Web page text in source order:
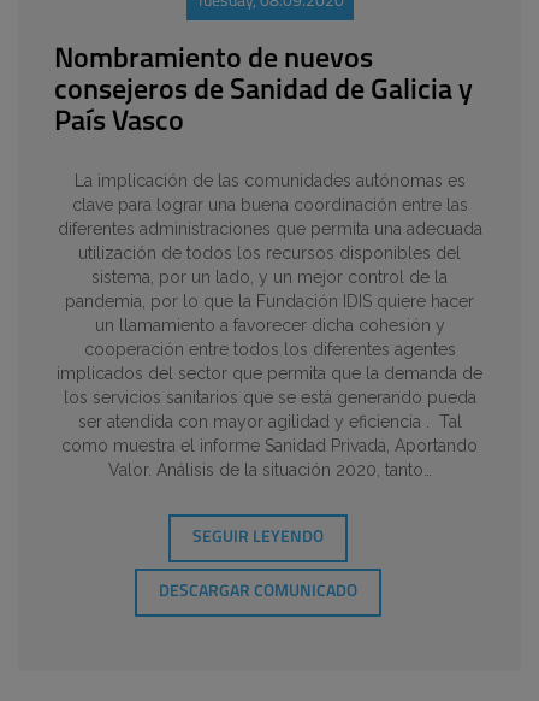
Nombramiento de nuevos
consejeros de Sanidad de Galicia y
País Vasco
La implicación de las comunidades autónomas es
clave para lograr una buena coordinación entre las
diferentes administraciones que permita una adecuada
utilización de todos los recursos disponibles del
sistema, por un lado, y un mejor control de la
pandemia, por lo que la Fundación IDIS quiere hacer
un llamamiento a favorecer dicha cohesión y
cooperación entre todos los diferentes agentes
implicados del sector que permita que la demanda de
los servicios sanitarios que se está generando pueda
ser atendida con mayor agilidad y eficiencia . Tal
como muestra el informe Sanidad Privada, Aportando
Valor. Análisis de la situación 2020, tanto…
SEGUIR LEYENDO
DESCARGAR COMUNICADO